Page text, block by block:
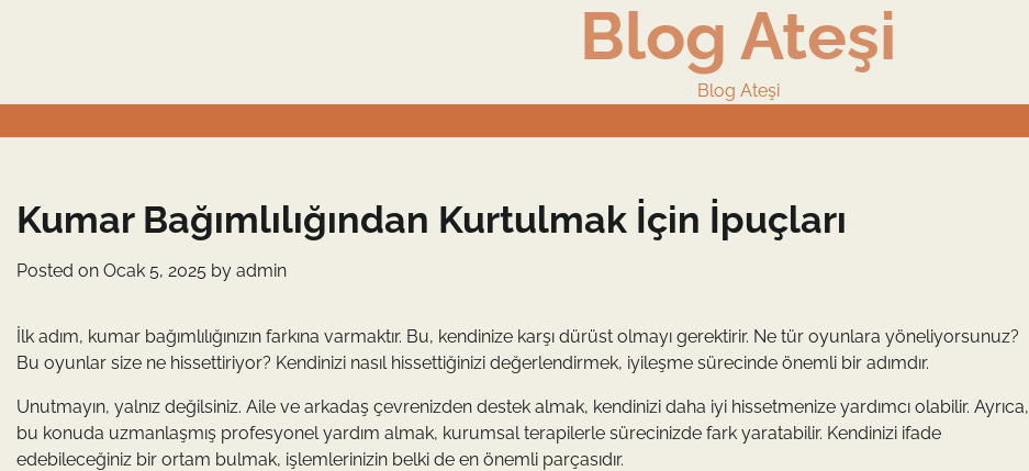
Blog Ateşi
Blog Ateşi
Kumar Bağımlılığından Kurtulmak İçin İpuçları
Posted on Ocak 5, 2025 by admin
İlk adım, kumar bağımlılığınızın farkına varmaktır. Bu, kendinize karşı dürüst olmayı gerektirir. Ne tür oyunlara yöneliyorsunuz?
Bu oyunlar size ne hissettiriyor? Kendinizi nasıl hissettiğinizi değerlendirmek, iyileşme sürecinde önemli bir adımdır.
Unutmayın, yalnız değilsiniz. Aile ve arkadaş çevrenizden destek almak, kendinizi daha iyi hissetmenize yardımcı olabilir. Ayrıca,
bu konuda uzmanlaşmış profesyonel yardım almak, kurumsal terapilerle sürecinizde fark yaratabilir. Kendinizi ifade
edebileceğiniz bir ortam bulmak, işlemlerinizin belki de en önemli parçasıdır.